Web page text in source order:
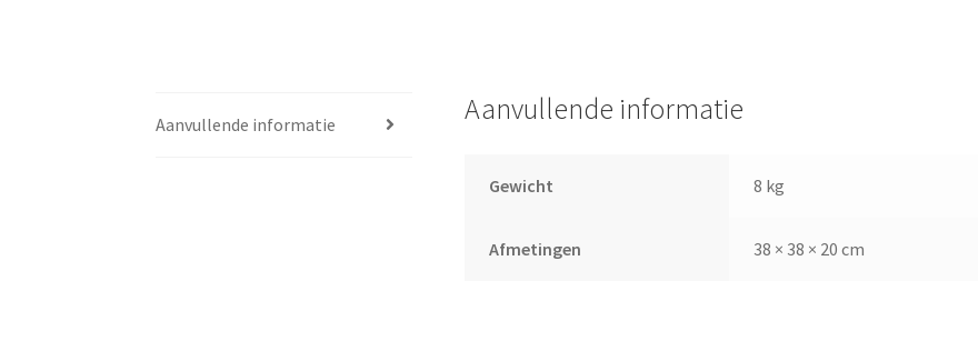
Aanvullende informatie Aanvullende informatie
Gewicht 8 kg
Afmetingen 38 × 38 × 20 cm